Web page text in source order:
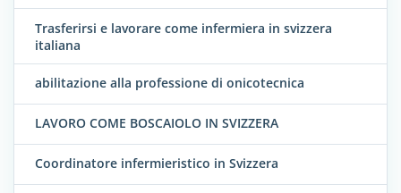
Trasferirsi e lavorare come infermiera in svizzera
italiana
abilitazione alla professione di onicotecnica
LAVORO COME BOSCAIOLO IN SVIZZERA
Coordinatore infermieristico in Svizzera